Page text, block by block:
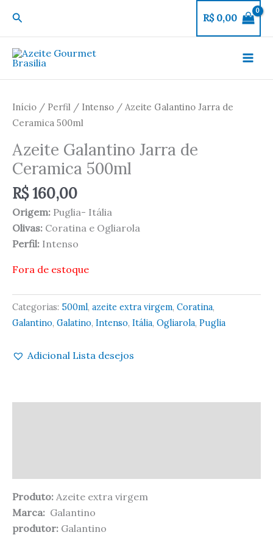
para
o
conteúdo
Pesquisar R$0,00
Início / Perfil / Intenso / Azeite Galantino Jarra de
Ceramica 500ml
Azeite Galantino Jarra de
Ceramica 500ml
R$160,00
Origem: Puglia- Itália
Olivas: Coratina e Ogliarola
Perfil: Intenso
Fora de estoque
Categorias: 500ml, azeite extra virgem, Coratina,
Galantino, Galatino, Intenso, Itália, Ogliarola, Puglia
Adicional Lista desejos
Produto: Azeite extra virgem
Marca: Galantino
produtor: Galantino